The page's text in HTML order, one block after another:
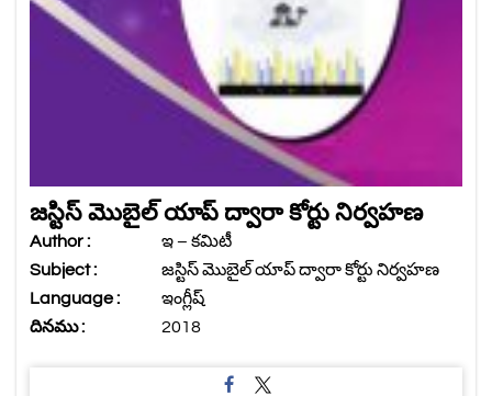
జస్టిస్ మొబైల్ యాప్ ద్వారా కోర్టు నిర్వహణ
Author :
ఇ – కమిటీ
Subject :
జస్టిస్ మొబైల్ యాప్ ద్వారా కోర్టు నిర్వహణ
Language :
ఇంగ్లీష్
దినము :
2018